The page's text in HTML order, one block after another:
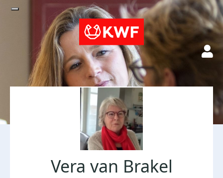
Vera van Brakel